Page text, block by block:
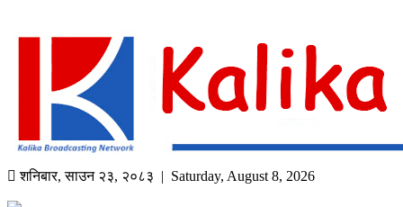
शनिबार,साउन २३, २०८३ | Saturday, August 8, 2026